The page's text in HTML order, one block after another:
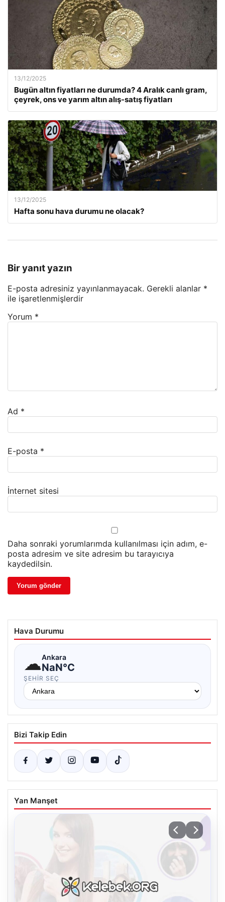
13/12/2025
Bugün altın fiyatları ne durumda? 4 Aralık canlı gram,
çeyrek, ons ve yarım altın alış-satış fiyatları
13/12/2025
Hafta sonu hava durumu ne olacak?
Bir yanıt yazın
E-posta adresiniz yayınlanmayacak. Gerekli alanlar *
ile işaretlenmişlerdir
Yorum *
Ad *
E-posta *
İnternet sitesi
Daha sonraki yorumlarımda kullanılması için adım, e-
posta adresim ve site adresim bu tarayıcıya
kaydedilsin.
Hava Durumu
☁Ankara
NaN°C
ŞEHIR SEÇ
Bizi Takip Edin
Yan Manşet